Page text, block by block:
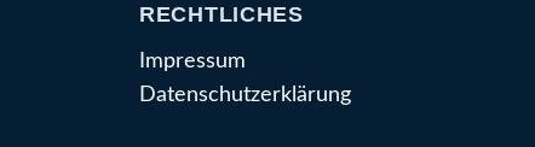
RECHTLICHES
Impressum
Datenschutzerklärung